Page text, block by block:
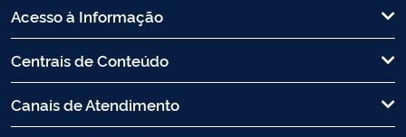
Acesso à Informação
Centrais de Conteúdo
Canais de Atendimento